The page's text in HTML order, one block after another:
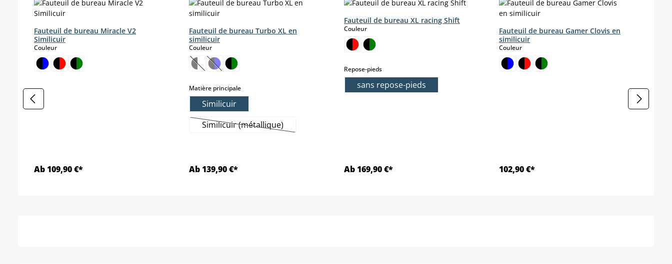
Fauteuil de bureau Miracle V2
Similicuir
Couleurselect
Ab 109,90 €*
Fauteuil de bureau Turbo XL en
similicuir
Couleurselect
(Cette option n'est pas disponible pour le moment.)
(Cette option n'est pas disponible pour le moment.)
Matière principaleselect
Similicuir
Similicuir (métallique)(Cette option n'est pas disponible pour le moment.)
Ab 139,90 €*
Fauteuil de bureau XL racing Shift
Couleurselect
Repose-piedsselect
sans repose-pieds
Ab 169,90 €*
Fauteuil de bureau Gamer Clovis en
similicuir
Couleurselect
102,90 €*